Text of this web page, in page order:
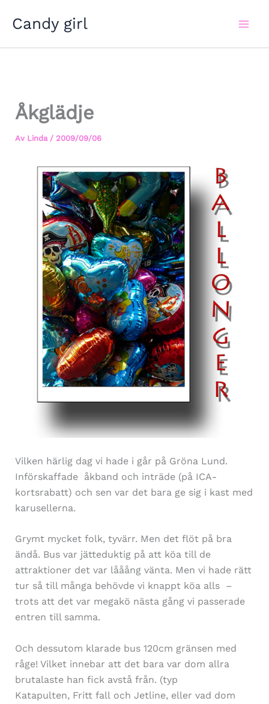
Candy girl
Åkglädje
Av Linda / 2009/09/06
Vilken härlig dag vi hade i går på Gröna Lund.
Införskaffade åkband och inträde (på ICA-
kortsrabatt) och sen var det bara ge sig i kast med
karusellerna.
Grymt mycket folk, tyvärr. Men det flöt på bra
ändå. Bus var jätteduktig på att köa till de
attraktioner det var lååång vänta. Men vi hade rätt
tur så till många behövde vi knappt köa alls –
trots att det var megakö nästa gång vi passerade
entren till samma.
Och dessutom klarade bus 120cm gränsen med
råge! Vilket innebar att det bara var dom allra
brutalaste han fick avstå från. (typ
Katapulten, Fritt fall och Jetline, eller vad dom